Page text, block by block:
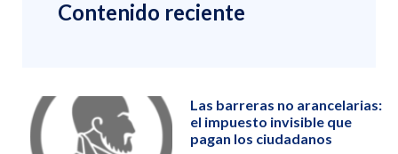
Contenido reciente
Las barreras no arancelarias:
el impuesto invisible que
pagan los ciudadanos